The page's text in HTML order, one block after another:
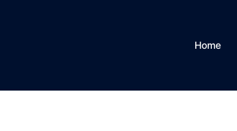
Home